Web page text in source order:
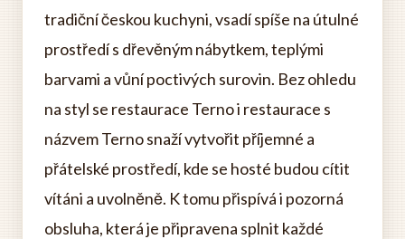
tradiční českou kuchyni, vsadí spíše na útulné
prostředí s dřevěným nábytkem, teplými
barvami a vůní poctivých surovin. Bez ohledu
na styl se restaurace Terno i restaurace s
názvem Terno snaží vytvořit příjemné a
přátelské prostředí, kde se hosté budou cítit
vítáni a uvolněně. K tomu přispívá i pozorná
obsluha, která je připravena splnit každé